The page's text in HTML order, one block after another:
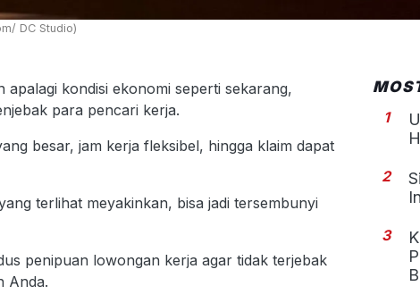
DC Studio)
kondisi ekonomi seperti sekarang,
para pencari kerja.
besar, jam kerja fleksibel, hingga klaim dapat
terlihat meyakinkan, bisa jadi tersembunyi
penipuan lowongan kerja agar tidak terjebak
Anda.
1
2
3